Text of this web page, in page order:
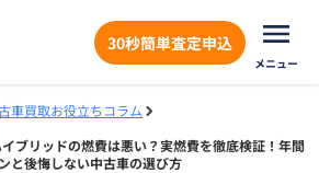
30秒簡単査定申込
メニュー
車買取お役立ちコラム
イブリッドの燃費は悪い？実燃費を徹底検証！年間
と後悔しない中古車の選び方